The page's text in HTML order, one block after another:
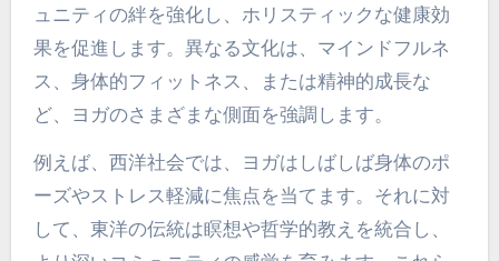
文化的な認識は世界中のヨ
ガの実践にどのように影
響するのか？
文化的な認識はヨガの実践を大きく形作り、コミ
ュニティの絆を強化し、ホリスティックな健康効
果を促進します。異なる文化は、マインドフルネ